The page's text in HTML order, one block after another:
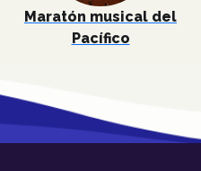
Maratón musical del
Pacífico